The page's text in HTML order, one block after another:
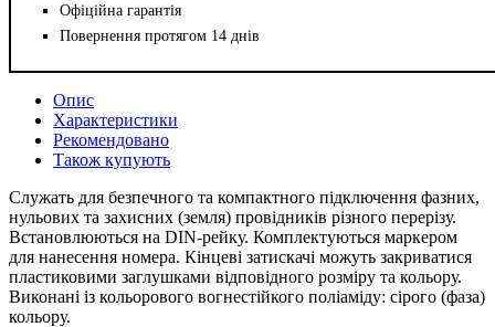
Офіційна гарантія
Повернення протягом 14 днів
Опис
Характеристики
Рекомендовано
Також купують
Служать для безпечного та компактного підключення фазних,
нульових та захисних (земля) провідників різного перерізу.
Встановлюються на DIN-рейку. Комплектуються маркером
для нанесення номера. Кінцеві затискачі можуть закриватися
пластиковими заглушками відповідного розміру та кольору.
Виконані із кольорового вогнестійкого поліаміду: сірого (фаза)
кольору.